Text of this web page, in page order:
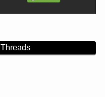
Threads